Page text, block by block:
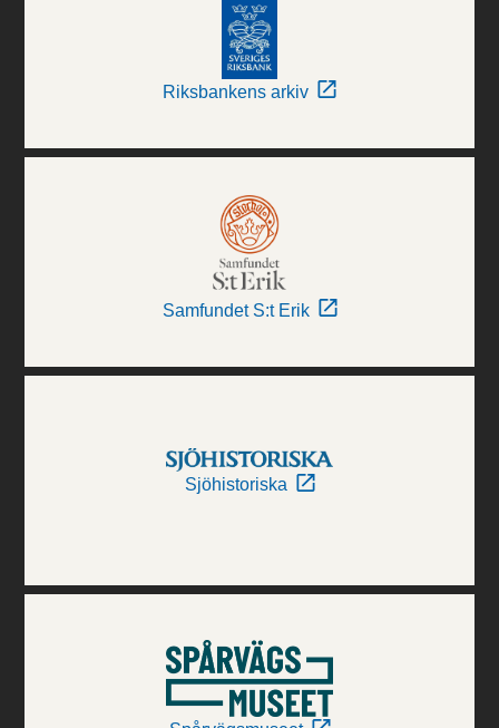
Riksbankens arkiv
Samfundet S:t Erik
Sjöhistoriska